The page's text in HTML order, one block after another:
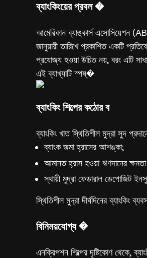
ব্যাংকিংয়ের প্রবল �
আমেরিকান ব্যাঙ্কার্স এসোসিয়েশন
জানুয়ারী তারিখে প্রকাশিত একটি
প্রযোজ্য হওয়া উচিত নয়, বরং এটি
এই ব্যাখ্যাটি স্পষ্�
ব্যাংকিং শিল্পের কঠোর ব
ব্যাংকিং খাত স্থিতিশীল মুদ্রা সুদ
ব্যাংক জমা হ্রাসের আশঙ্কা;
আমানত হ্রাস হওয়া ঋণদানের ক্ষমতা
স্থায়ী মুদ্রা ফেডারাল ডেপোজিট
স্থিতিশীল মুদ্রা দীর্ঘদিনের ব্যাংকিং
বিনিময়যোগ্য �
এনক্রিপশন শিল্পের দৃষ্টিকোণ থেকে,